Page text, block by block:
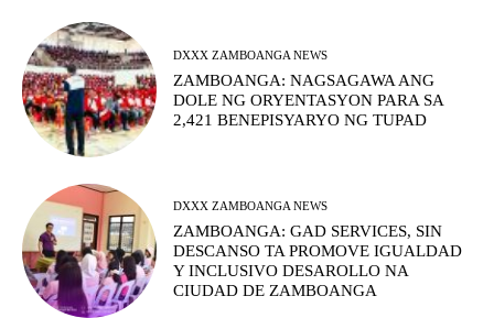
DXXX ZAMBOANGA NEWS
ZAMBOANGA: NAGSAGAWA ANG
DOLE NG ORYENTASYON PARA SA
2,421 BENEPISYARYO NG TUPAD
DXXX ZAMBOANGA NEWS
ZAMBOANGA: GAD SERVICES, SIN
DESCANSO TA PROMOVE IGUALDAD
Y INCLUSIVO DESAROLLO NA
CIUDAD DE ZAMBOANGA